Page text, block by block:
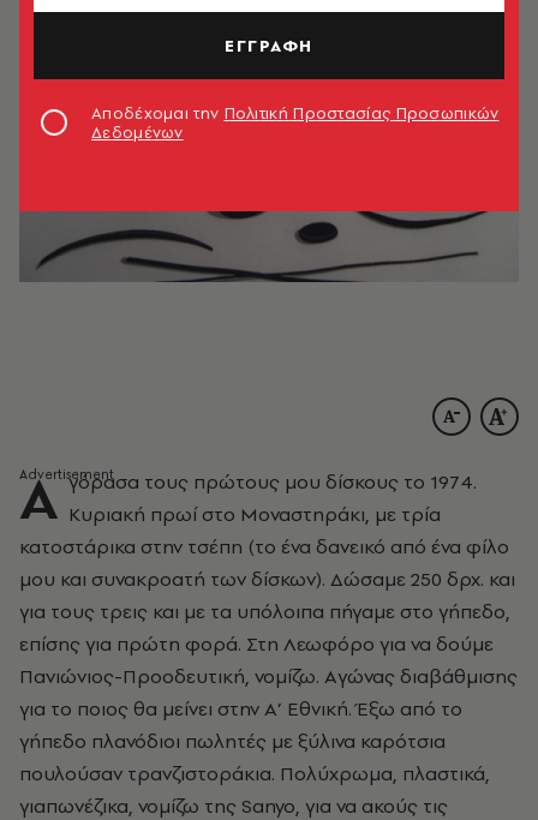
Α γόρασα τους πρώτους μου δίσκους το 1974.
Kυριακή πρωί στο Mοναστηράκι, με τρία
κατοστάρικα στην τσέπη (το ένα δανεικό από ένα φίλο
μου και συνακροατή των δίσκων). Δώσαμε 250 δρχ. και
για τους τρεις και με τα υπόλοιπα πήγαμε στο γήπεδο,
επίσης για πρώτη φορά. Στη Λεωφόρο για να δούμε
Πανιώνιος-Προοδευτική, νομίζω. Aγώνας διαβάθμισης
για το ποιος θα μείνει στην Α’ Εθνική. Έξω από το
γήπεδο πλανόδιοι πωλητές με ξύλινα καρότσια
πουλούσαν τρανζιστοράκια. Πολύχρωμα, πλαστικά,
γιαπωνέζικα, νομίζω της Sanyo, για να ακούς τις
ΕΓΓΡΑΦΗ
Αποδέχομαι την Πολιτική Προστασίας Προσωπικών
Δεδομένων